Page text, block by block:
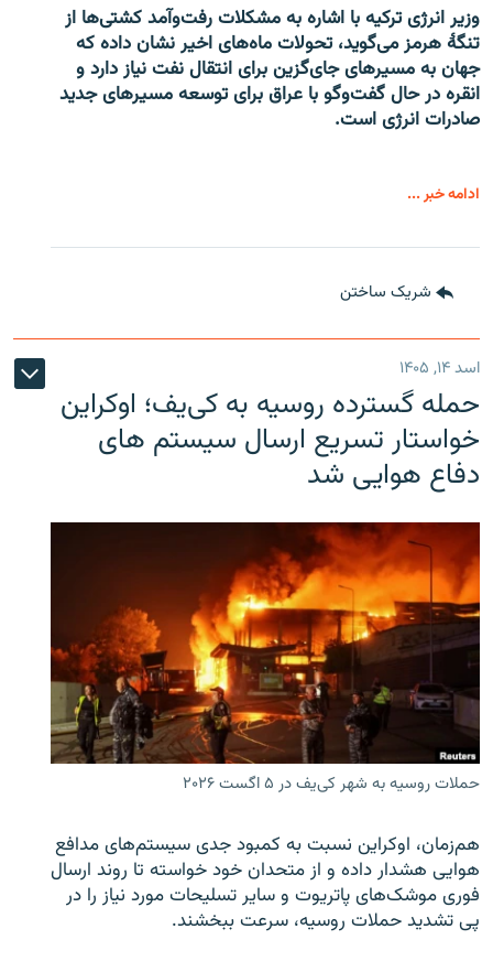
وزیر انرژی ترکیه با اشاره به مشکلات رفت‌وآمد کشتی‌ها از
تنگۀ هرمز می‌گوید، تحولات ماه‌های اخیر نشان داده که
جهان به مسیرهای جای‌گزین برای انتقال نفت نیاز دارد و
انقره در حال گفت‌وگو با عراق برای توسعه مسیرهای جدید
صادرات انرژی است.
ادامه خبر ...
شریک ساختن
اسد ۱۴, ۱۴۰۵
حمله گسترده روسیه به کی‌یف؛ اوکراین
خواستار تسریع ارسال سیستم های
دفاع هوایی شد
حملات روسیه به شهر کی‌یف در ۵ اگست ۲۰۲۶
هم‌زمان، اوکراین نسبت به کمبود جدی سیستم‌های مدافع
هوایی هشدار داده و از متحدان خود خواسته تا روند ارسال
فوری موشک‌های پاتریوت و سایر تسلیحات مورد نیاز را در
پی تشدید حملات روسیه، سرعت ببخشند.